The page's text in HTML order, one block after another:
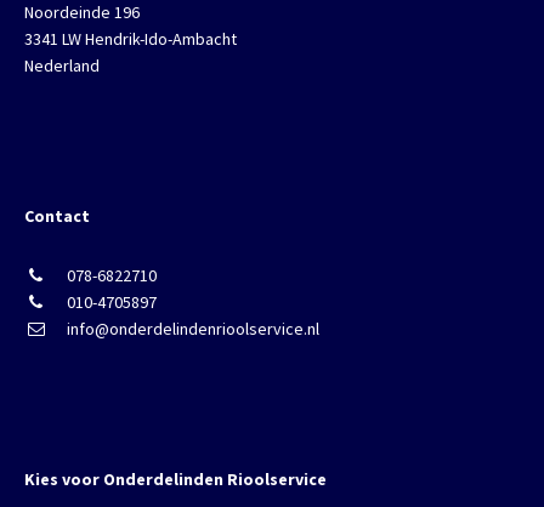
Noordeinde 196
3341 LW Hendrik-Ido-Ambacht
Nederland
Contact
078-6822710
010-4705897
info@onderdelindenrioolservice.nl
Kies voor Onderdelinden Rioolservice